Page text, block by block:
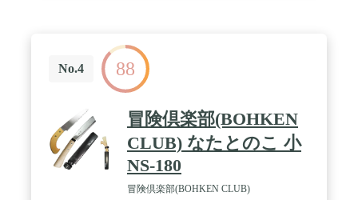
No.4 88
冒険倶楽部(BOHKEN
CLUB) なたとのこ 小
NS-180
冒険倶楽部(BOHKEN CLUB)